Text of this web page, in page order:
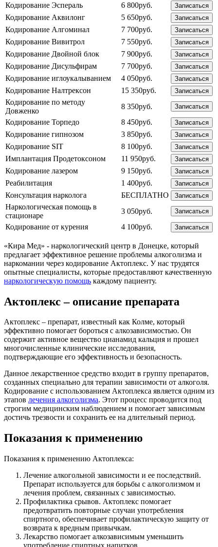
Кодирование Эспераль 6 800руб. Записаться
Кодирование Аквилонг 5 650руб. Записаться
Кодирование Алгоминал 7 700руб. Записаться
Кодирование Вивитрол 7 550руб. Записаться
Кодирование Двойной блок 7 900руб. Записаться
Кодирование Дисульфирам 7 700руб. Записаться
Кодирование иглоукалыванием 4 050руб. Записаться
Кодирование Налтрексон 15 350руб. Записаться
Кодирование по методу
Довженко
8 350руб. Записаться
Кодирование Торпедо 8 450руб. Записаться
Кодирование гипнозом 3 850руб. Записаться
Кодирование SIT 8 100руб. Записаться
Имплантация Продетоксоном 11 950руб. Записаться
Кодирование лазером 9 150руб. Записаться
Реабилитация 1 400руб. Записаться
Консультация нарколога БЕСПЛАТНО Записаться
Наркологическая помощь в
стационаре
3 050руб. Записаться
Кодирование от курения 4 100руб. Записаться
«Кира Мед» - наркологический центр в Донецке, который
предлагает эффективное решение проблемы алкоголизма и
наркомании через кодирование Актоплекс. У нас трудятся
опытные специалисты, которые предоставляют качественную
наркологическую помощь каждому пациенту.
Актоплекс – описание препарата
Актоплекс – препарат, известный как Колме, который
эффективно помогает бороться с алкозависимостью. Он
содержит активное вещество цианамид кальция и прошел
многочисленные клинические исследования,
подтверждающие его эффективность и безопасность.
Данное лекарственное средство входит в группу препаратов,
созданных специально для терапии зависимости от алкоголя.
Кодирование с использованием Актоплекса является одним из
этапов лечения алкоголизма. Этот процесс проводится под
строгим медицинским наблюдением и помогает зависимым
достичь трезвости и сохранить ее на длительный период.
Показания к применению
Показания к применению Актоплекса:
Лечение алкогольной зависимости и ее последствий.
Препарат используется для борьбы с алкоголизмом и
лечения проблем, связанных с зависимостью.
Профилактика срывов. Актоплекс помогает
предотвратить повторные случаи употребления
спиртного, обеспечивает профилактическую защиту от
возврата к вредным привычкам.
Лекарство помогает алкозависимым уменьшить